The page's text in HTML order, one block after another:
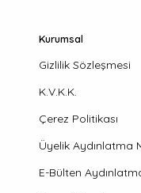
Kurumsal
Gizlilik Sözleşmesi
K.V.K.K.
Çerez Politikası
Üyelik Aydınlatma
E-Bülten